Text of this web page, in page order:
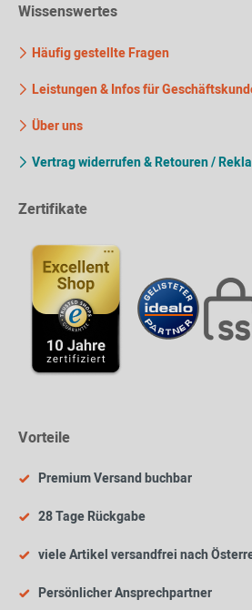
Wissenswertes
Häufig gestellte Fragen
Leistungen & Infos für
Über uns
Vertrag widerrufen & Retouren /
Zertifikate
Vorteile
Premium Versand buchbar
28 Tage Rückgabe
viele Artikel versandfrei nach
Persönlicher Ansprechpartner